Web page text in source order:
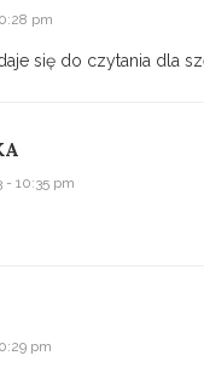
pm
się do czytania dla
- 10:35 pm
pm